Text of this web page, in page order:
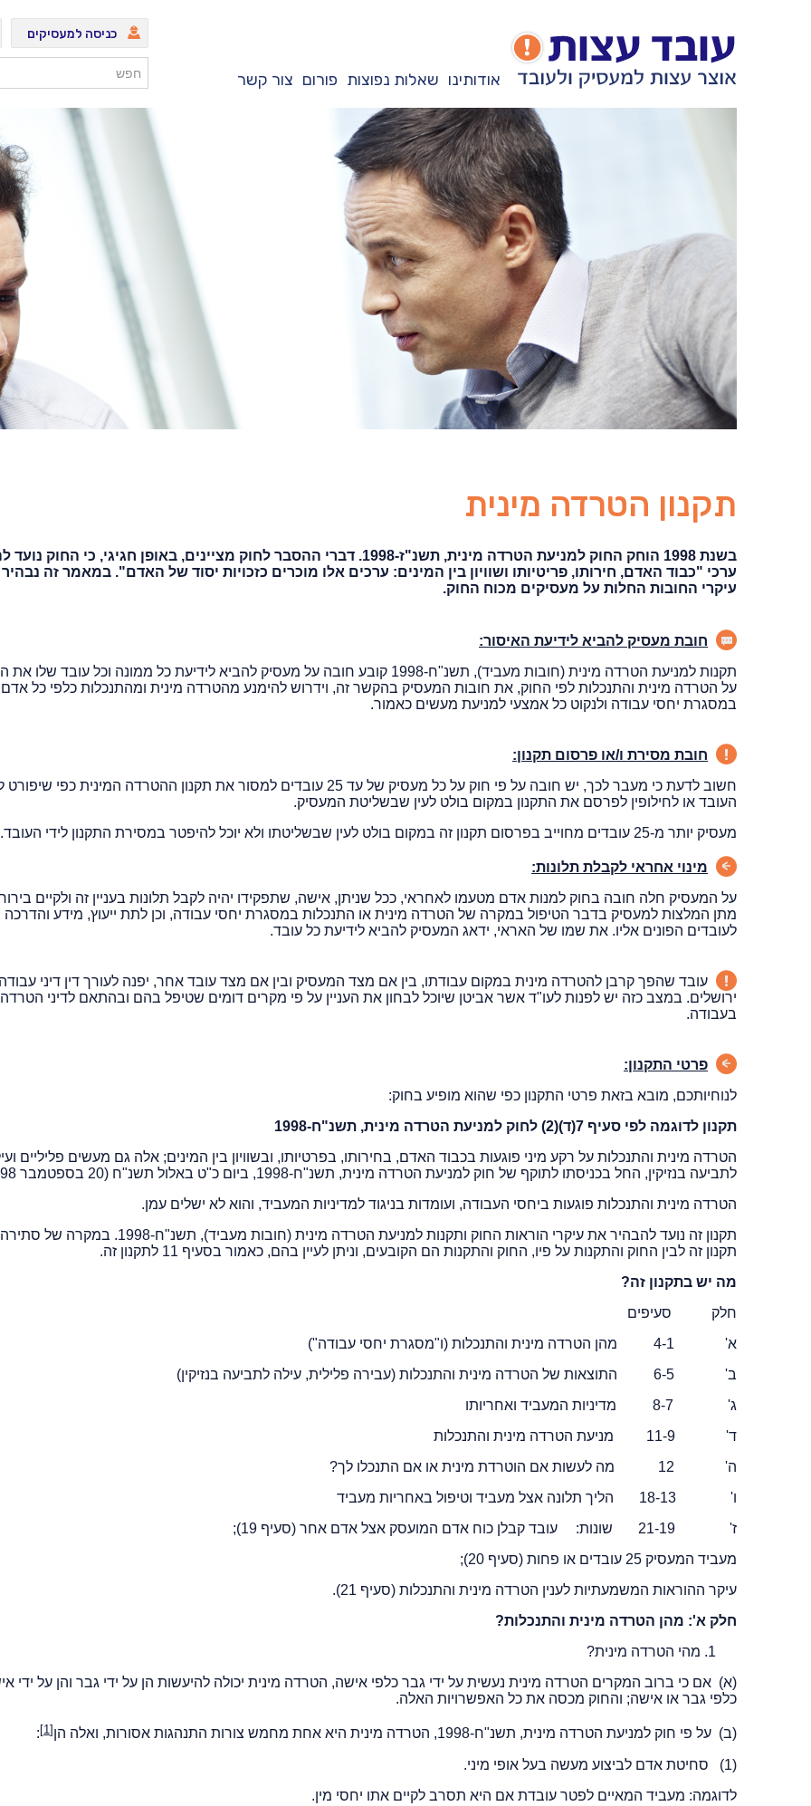
אודותינו שאלות נפוצות פורום צור קשר
כניסה למעסיקים
תקנון הטרדה מינית
בשנת 1998 הוחק החוק למניעת הטרדה מינית, תשנ"ז-1998. דברי ההסבר לחוק מציינים, באופן חגיגי, כי החוק
ערכי "כבוד האדם, חירותו, פריטיותו ושוויון בין המינים: ערכים אלו מוכרים כזכויות יסוד של האדם". במאמר זה
עיקרי החובות החלות על מעסיקים מכוח החוק.
חובת מעסיק להביא לידיעת האיסור:
תקנות למניעת הטרדה מינית (חובות מעביד), תשנ"ח-1998 קובע חובה על מעסיק להביא לידיעת כל ממונה וכל עובד
על הטרדה מינית והתנכלות לפי החוק, את חובות המעסיק בהקשר זה, וידרוש להימנע מהטרדה מינית ומהתנכלות כלפי כל אדם
במסגרת יחסי עבודה ולנקוט כל אמצעי למניעת מעשים כאמור.
חובת מסירת ו/או פרסום תקנון:
חשוב לדעת כי מעבר לכך, יש חובה על פי חוק על כל מעסיק של עד 25 עובדים למסור את תקנון ההטרדה המינית כפי
העובד או לחילופין לפרסם את התקנון במקום בולט לעין שבשליטת המעסיק.
מעסיק יותר מ-25 עובדים מחוייב בפרסום תקנון זה במקום בולט לעין שבשליטתו ולא יוכל להיפטר במסירת התקנון לידי העובד.
מינוי אחראי לקבלת תלונות:
על המעסיק חלה חובה בחוק למנות אדם מטעמו לאחראי, ככל שניתן, אישה, שתפקידו יהיה לקבל תלונות בעניין זה ולקיים
מתן המלצות למעסיק בדבר הטיפול במקרה של הטרדה מינית או התנכלות במסגרת יחסי עבודה, וכן לתת ייעוץ, מידע והדרכה
לעובדים הפונים אליו. את שמו של האראי, ידאג המעסיק להביא לידיעת כל עובד.
עובד שהפך קרבן להטרדה מינית במקום עבודתו, בין אם מצד המעסיק ובין אם מצד עובד אחר, יפנה לעורך דין דיני
ירושלים. במצב כזה יש לפנות לעו"ד אשר אביטן שיוכל לבחון את העניין על פי מקרים דומים שטיפל בהם ובהתאם לדיני הטרדה
בעבודה.
פרטי התקנון:
לנוחיותכם, מובא בזאת פרטי התקנון כפי שהוא מופיע בחוק:
תקנון לדוגמה לפי סעיף 7(ד)(2) לחוק למניעת הטרדה מינית, תשנ"ח-1998
הטרדה מינית והתנכלות על רקע מיני פוגעות בכבוד האדם, בחירותו, בפרטיותו, ובשוויון בין המינים; אלה גם מעשים פליליים
לתביעה בנזיקין, החל בכניסתו לתוקף של חוק למניעת הטרדה מינית, תשנ"ח-1998, ביום כ"ט באלול תשנ"ח (20 בספטמבר 1998).
הטרדה מינית והתנכלות פוגעות ביחסי העבודה, ועומדות בניגוד למדיניות המעביד, והוא לא ישלים עמן.
תקנון זה נועד להבהיר את עיקרי הוראות החוק ותקנות למניעת הטרדה מינית (חובות מעביד), תשנ"ח-1998.
תקנון זה לבין החוק והתקנות על פיו, החוק והתקנות הם הקובעים, וניתן לעיין בהם, כאמור בסעיף 11 לתקנון זה.
מה יש בתקנון זה?
חלק סעיפים
א' 4-1 מהן הטרדה מינית והתנכלות (ו"מסגרת יחסי עבודה")
ב' 6-5 התוצאות של הטרדה מינית והתנכלות (עבירה פלילית, עילה לתביעה בנזיקין)
ג' 8-7 מדיניות המעביד ואחריותו
ד' 11-9 מניעת הטרדה מינית והתנכלות
ה' 12 מה לעשות אם הוטרדת מינית או אם התנכלו לך?
ו' 18-13 הליך תלונה אצל מעביד וטיפול באחריות מעביד
ז' 21-19 שונות: עובד קבלן כוח אדם המועסק אצל אדם אחר (סעיף 19);
מעביד המעסיק 25 עובדים או פחות (סעיף 20);
עיקר ההוראות המשמעתיות לענין הטרדה מינית והתנכלות (סעיף 21).
חלק א': מהן הטרדה מינית והתנכלות?
מהי הטרדה מינית?
(א) אם כי ברוב המקרים הטרדה מינית נעשית על ידי גבר כלפי אישה, הטרדה מינית יכולה להיעשות הן על ידי גבר והן על ידי
כלפי גבר או אישה; והחוק מכסה את כל האפשרויות האלה.
(ב) על פי חוק למניעת הטרדה מינית, תשנ"ח-1998, הטרדה מינית היא אחת מחמש צורות התנהגות אסורות, ואלה הן [1]
:
(1) סחיטת אדם לביצוע מעשה בעל אופי מיני.
לדוגמה: מעביד המאיים לפטר עובדת אם היא תסרב לקיים אתו יחסי מין.